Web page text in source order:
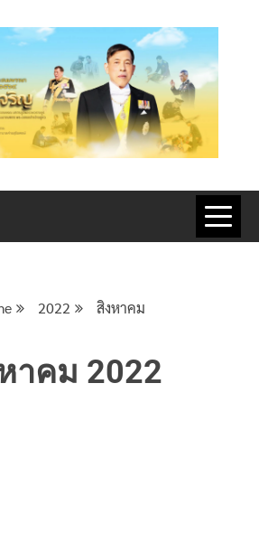
2022 สิงหาคม
าคม 2022